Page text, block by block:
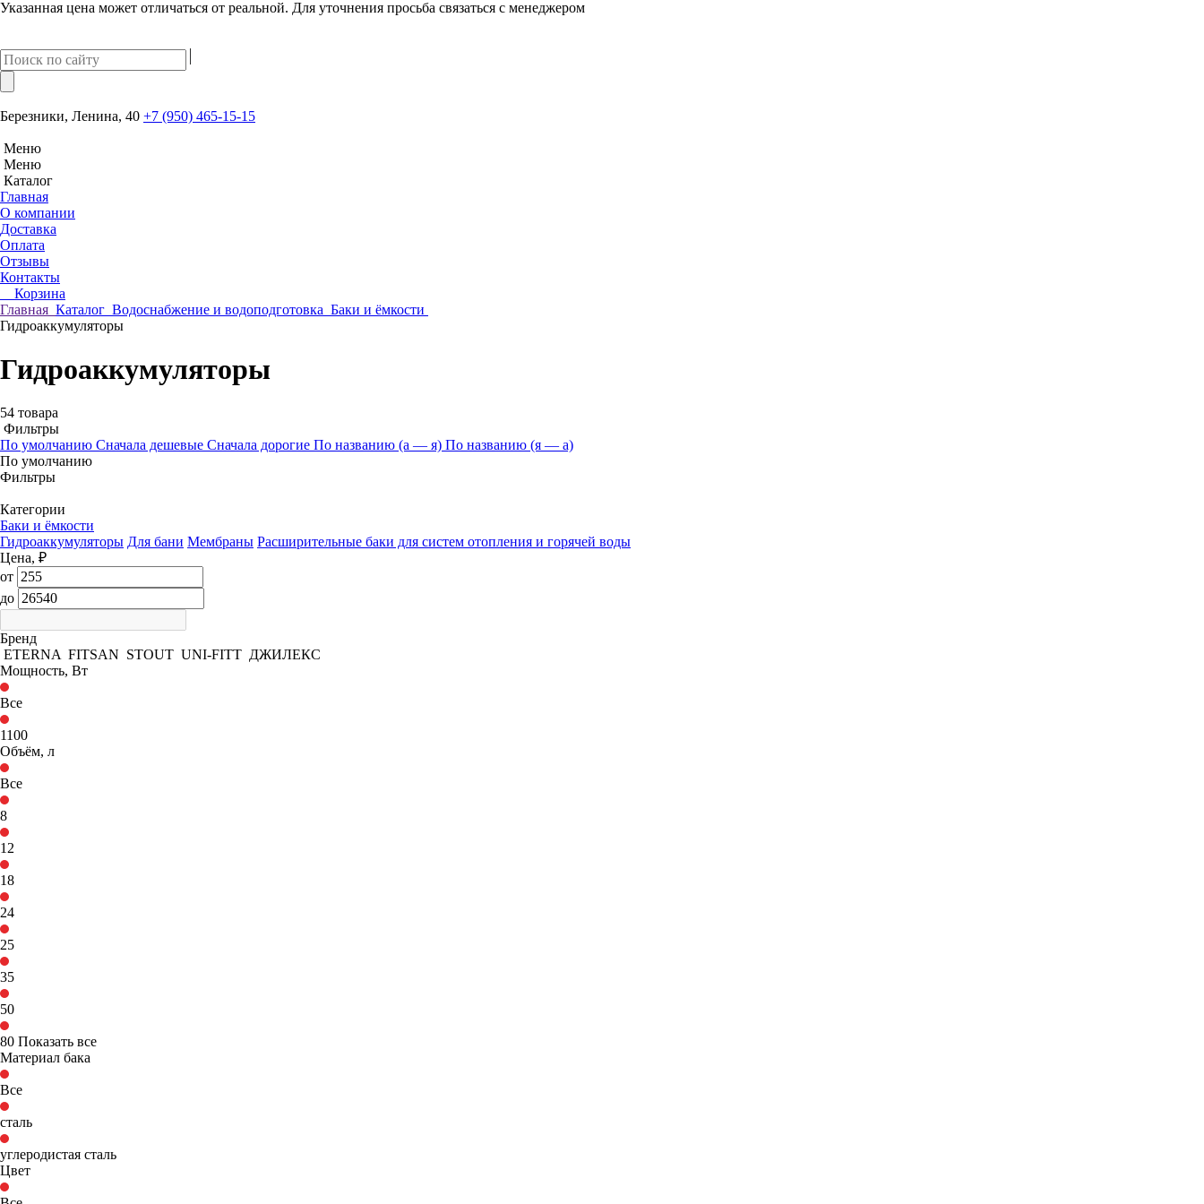
Указанная цена может отличаться от реальной. Для уточнения просьба связаться с менеджером
Березники, Ленина, 40 +7 (950) 465-15-15
Меню
Меню
Каталог
Главная
О компании
Доставка
Оплата
Отзывы
Контакты
Корзина
Главная Каталог Водоснабжение и водоподготовка Баки и ёмкости
Гидроаккумуляторы
Гидроаккумуляторы
54 товара
Фильтры
По умолчанию Сначала дешевые Сначала дорогие По названию (а — я) По названию (я — а)
По умолчанию
Фильтры
Категории
Баки и ёмкости
Гидроаккумуляторы Для бани Мембраны Расширительные баки для систем отопления и горячей воды
Цена, ₽
от
до
Бренд
ETERNA FITSAN STOUT UNI-FITT ДЖИЛЕКС
Мощность, Вт
Все
1100
Объём, л
Все
8
12
18
24
25
35
50
80 Показать все
Материал бака
Все
сталь
углеродистая сталь
Цвет